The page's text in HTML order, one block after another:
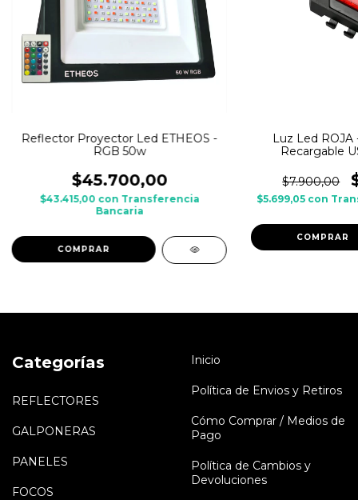
Reflector Proyector Led ETHEOS -
RGB 50w
$45.700,00
$43.415,00 con Transferencia
Bancaria
Luz Led ROJA
Recargable
$7.900,00
$5.699,05 con
COMPRAR
Categorías
REFLECTORES
GALPONERAS
PANELES
FOCOS
Inicio
Política de Envios y Retiros
Cómo Comprar / Medios de
Pago
Política de Cambios y
Devoluciones